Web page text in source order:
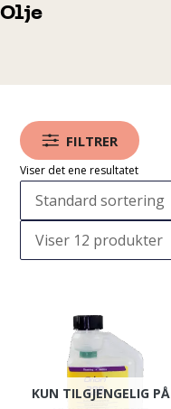
Olje
FILTRER
Viser det ene resultatet
OLJELEKKASJESTOPPER
KUN TILGJENGELIG PÅ